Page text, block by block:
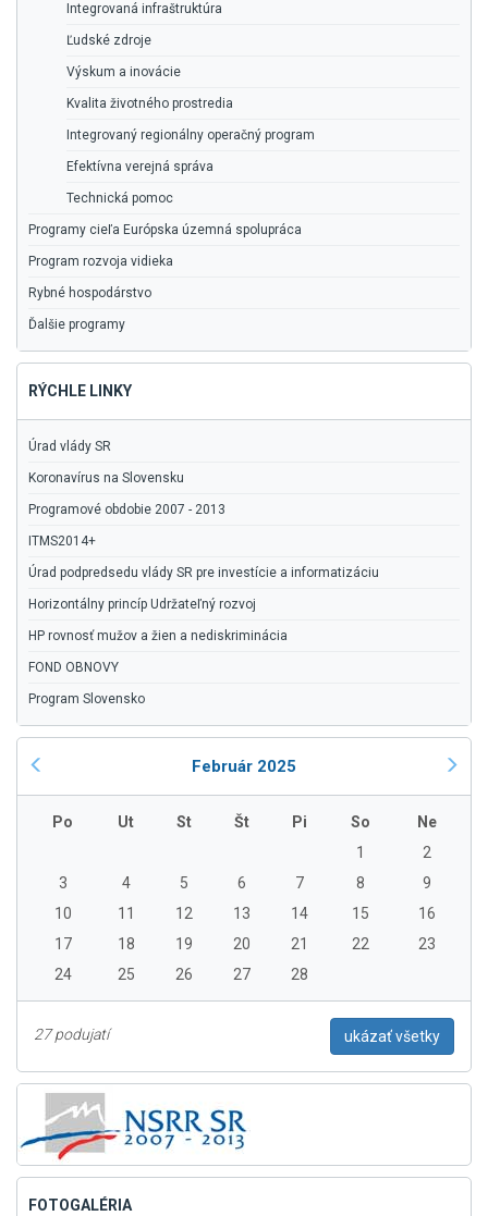
Integrovaná infraštruktúra
Ľudské zdroje
Výskum a inovácie
Kvalita životného prostredia
Integrovaný regionálny operačný program
Efektívna verejná správa
Technická pomoc
Programy cieľa Európska územná spolupráca
Program rozvoja vidieka
Rybné hospodárstvo
Ďalšie programy
RÝCHLE LINKY
Úrad vlády SR
Koronavírus na Slovensku
Programové obdobie 2007 - 2013
ITMS2014+
Úrad podpredsedu vlády SR pre investície a informatizáciu
Horizontálny princíp Udržateľný rozvoj
HP rovnosť mužov a žien a nediskriminácia
FOND OBNOVY
Program Slovensko
Február 2025
Po Ut St Št Pi So
Ne
1
2
3
4 5 6 7 8
9
10
11 12 13 14 15
16
17
18 19 20 21 22
23
24
25 26 27 28
27 podujatí ukázať všetky
FOTOGALÉRIA